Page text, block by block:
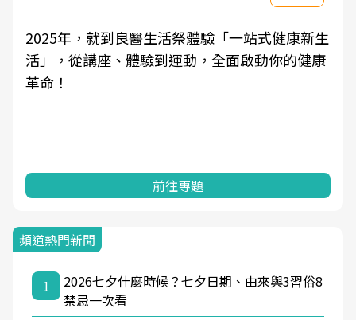
驗「一站式健康新生
，全面啟動你的健康
良醫健康網從「換季的身體
學觀點與日常感受的對話，
頻道熱門新聞
1
2026七夕什麼時候？七夕日期、由來與3習俗8
禁忌一次看